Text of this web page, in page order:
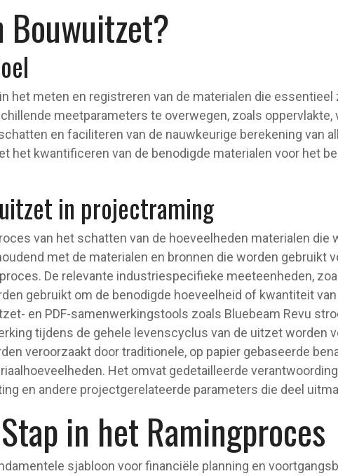
Bouwuitzet?
het meten en registreren van de materialen die
meetparameters te overwegen, zoals oppervlakte,
en faciliteren van de nauwkeurige berekening van
het kwantificeren van de benodigde materialen voor het
in projectraming
van het schatten van de hoeveelheden materialen die
met de materialen en bronnen die worden gebruikt
De relevante industriespecifieke meeteenheden,
gebruikt om de benodigde hoeveelheid of kwantiteit
en PDF-samenwerkingstools zoals Bluebeam Revu
tijdens de gehele levenscyclus van de uitzet worden
veroorzaakt door traditionele, op papier gebaseerde
Het omvat gedetailleerde
en andere projectgerelateerde parameters die deel
in het Ramingproces
sjabloon voor financiële planning en